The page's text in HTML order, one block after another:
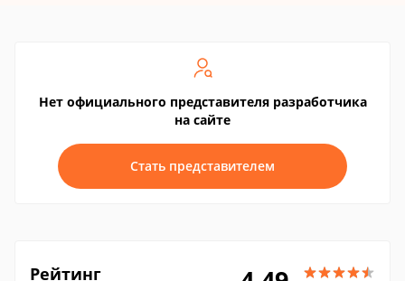
Нет официального представителя разработчика
на сайте
Стать представителем
Рейтинг